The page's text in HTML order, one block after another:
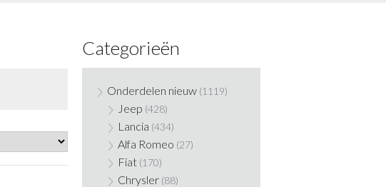
Categorieën
Onderdelen nieuw (1119)
Jeep (428)
Lancia (434)
Alfa Romeo (27)
Fiat (170)
Chrysler (88)